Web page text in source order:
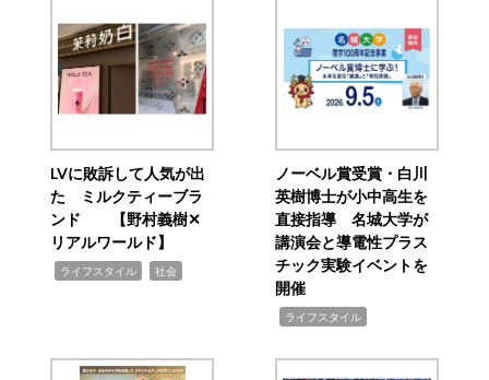
LVに敗訴して人気が出
た ミルクティーブラ
ンド 【野村義樹✕
リアルワールド】
ライフスタイル 社会
ノーベル賞受賞・白川
英樹博士が小中高生を
直接指導 名城大学が
講演会と導電性プラス
チック実験イベントを
開催
ライフスタイル